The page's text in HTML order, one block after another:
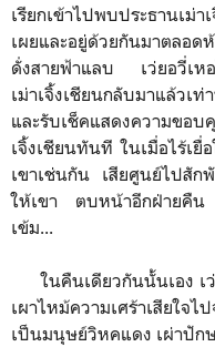
เรียกเข้าไปพบประธานเม่
เผยและอยู่ด้วยกันมาตลอ
ดั่งสายฟ้าแลบ เว่ยอวี่เหอ
เม่าเจิ้งเชียนกลับมาแล้ว
และรับเช็คแสดงความขอบ
เจิ้งเชียนทันที ในเมื่อไร้เยื่
เขาเช่นกัน เสียศูนย์ไปสัก
ให้เขา ตบหน้าอีกฝ่ายคืน
เข้ม...
ในคืนเดียวกันนั้นเอง เว่
เผาไหม้ความเศร้าเสียใ
เป็นมนุษย์วิหคแดง เผ่าปัก